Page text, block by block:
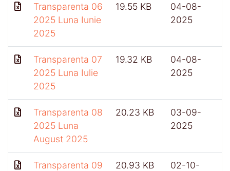
Transparenta 06
2025 Luna Iunie
2025
19.55 KB
04-08-
2025
Transparenta 07
2025 Luna Iulie
2025
19.32 KB
04-08-
2025
Transparenta 08
2025 Luna
August 2025
20.23 KB
03-09-
2025
Transparenta 09
20.93 KB
02-10-